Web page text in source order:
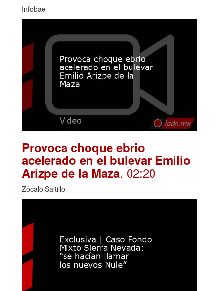
Infobae
Provoca choque ebrio
acelerado en el bulevar Emilio
Arizpe de la Maza. 02:20
Zócalo Saltillo